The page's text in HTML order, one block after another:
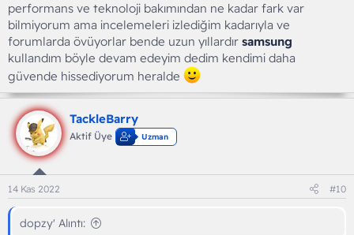
performans ve teknoloji bakımından ne kadar fark var
bilmiyorum ama incelemeleri izlediğim kadarıyla ve
forumlarda övüyorlar bende uzun yıllardır samsung
kullandım böyle devam edeyim dedim kendimi daha
güvende hissediyorum heralde
TackleBarry
Aktif Üye Uzman
14 Kas 2022 #10
dopzy' Alıntı: